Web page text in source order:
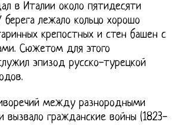
в Италии около пятидесяти
берега лежало кольцо хорошо
крепостных и стен башен с
Сюжетом для этого
эпизод русско-турецкой
между разнородными
вызвало гражданские войны (1823-